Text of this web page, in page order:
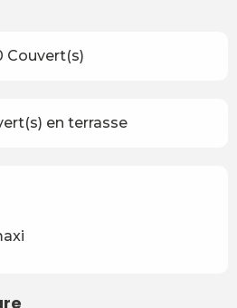
Couvert(s)
en terrasse